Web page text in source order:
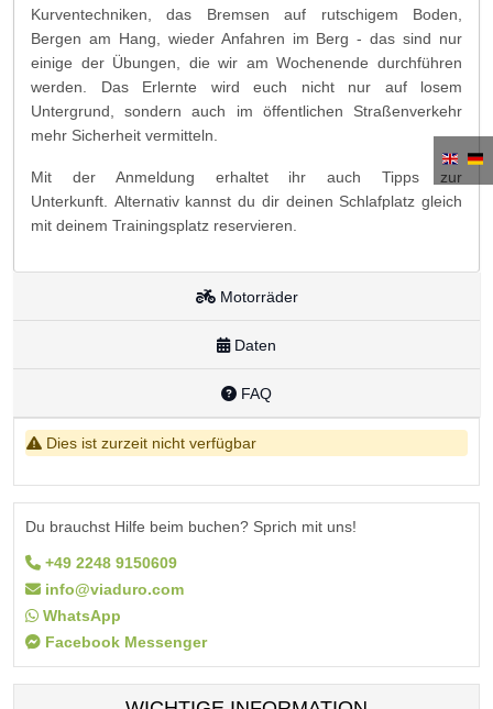
Kurventechniken, das Bremsen auf rutschigem Boden,
Bergen am Hang, wieder Anfahren im Berg - das sind nur
einige der Übungen, die wir am Wochenende durchführen
werden. Das Erlernte wird euch nicht nur auf losem
Untergrund, sondern auch im öffentlichen Straßenverkehr
mehr Sicherheit vermitteln.
Mit der Anmeldung erhaltet ihr auch Tipps zur
Unterkunft. Alternativ kannst du dir deinen Schlafplatz gleich
mit deinem Trainingsplatz reservieren.
Motorräder
Daten
FAQ
Dies ist zurzeit nicht verfügbar
Du brauchst Hilfe beim buchen? Sprich mit uns!
+49 2248 9150609
info@viaduro.com
WhatsApp
Facebook Messenger